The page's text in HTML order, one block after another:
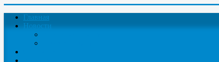
Главная
Новости